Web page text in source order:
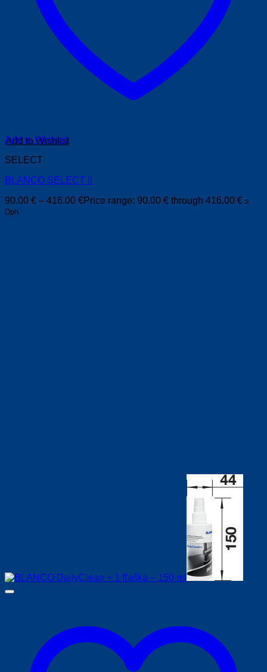
Add to Wishlist
SELECT
BLANCO SELECT II
90.00 € – 416.00 €Price range: 90.00 € through 416.00 € s
Dph